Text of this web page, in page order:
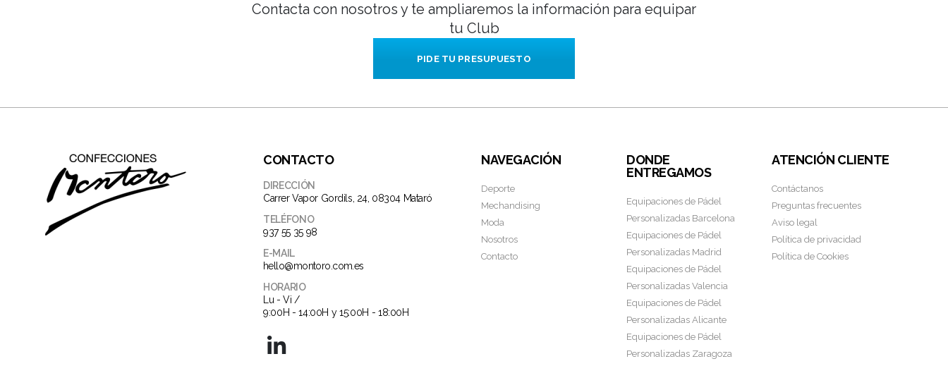
Contacta con nosotros y te ampliaremos la información para equipar
tu Club
PIDE TU PRESUPUESTO
CONTACTO
DIRECCIÓN
Carrer Vapor Gordils, 24, 08304 Mataró
TELÉFONO
937 55 35 98
E-MAIL
hello@montoro.com.es
HORARIO
Lu - Vi /
9:00H - 14:00H y 15:00H - 18:00H
NAVEGACIÓN
Deporte
Mechandising
Moda
Nosotros
Contacto
DONDE
ENTREGAMOS
Equipaciones de Pádel
Personalizadas Barcelona
Equipaciones de Pádel
Personalizadas Madrid
Equipaciones de Pádel
Personalizadas Valencia
Equipaciones de Pádel
Personalizadas Alicante
Equipaciones de Pádel
Personalizadas Zaragoza
ATENCIÓN CLIENTE
Contáctanos
Preguntas frecuentes
Aviso legal
Política de privacidad
Política de Cookies